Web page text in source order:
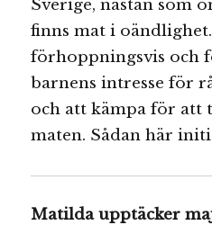
Sverige, nästan som
finns mat i
förhoppningsvis och
barnens intresse för
och att kämpa för att
maten. Sådan här
Matilda upptäcker